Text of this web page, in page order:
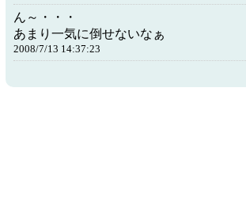
ん～・・・
あまり一気に倒せないなぁ
2008/7/13 14:37:23